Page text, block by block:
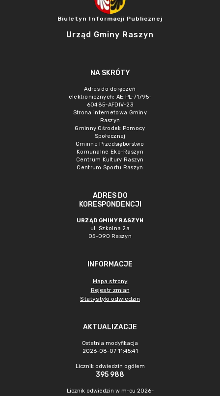
Biuletyn Informacji Publicznej
Urząd Gminy Raszyn
NA SKRÓTY
Adres do doręczeń
elektronicznych: AE:PL-71795-
60485-AFDIV-23
Strona internetowa Gminy
Raszyn
Gminny Ośrodek Pomocy
Społecznej
Gminne Przedsięborstwo
Komunalne Eko-Raszyn
Centrum Kultury Raszyn
Centrum Sportu Raszyn
ADRES DO
KORESPONDENCJI
URZĄD GMINY RASZYN
ul. Szkolna 2a
05-090 Raszyn
INFORMACJE
Mapa strony
Rejestr zmian
Statystyki odwiedzin
AKTUALIZACJE
Ostatnia modyfikacja
2026-08-07 11:45:41
Licznik odwiedzin ogółem
395 988
Licznik odwiedzin w m-cu 2026-